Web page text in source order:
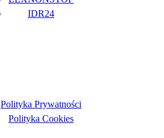
IDR24
Polityka Prywatności
Polityka Cookies